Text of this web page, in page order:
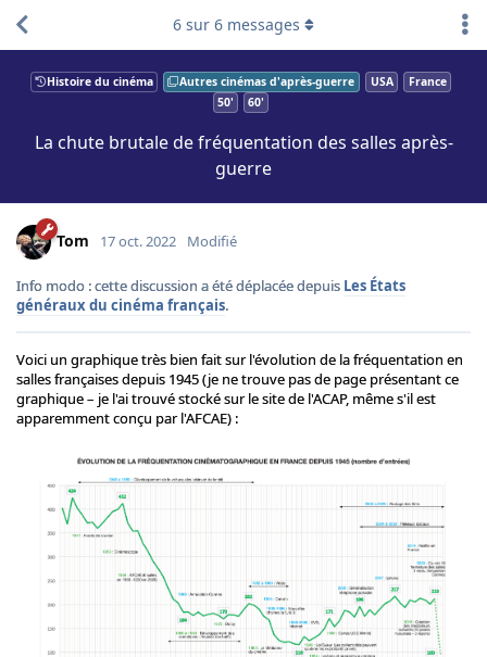
Histoire du cinéma Autres cinémas d'après-guerre USA
France
50'
60'
La chute brutale de fréquentation des salles après-
guerre
6 sur 6 messages
Tom 17 oct. 2022 Modifié
Info modo : cette discussion a été déplacée depuis Les États
généraux du cinéma français.
Voici un graphique très bien fait sur l'évolution de la fréquentation en
salles françaises depuis 1945 (je ne trouve pas de page présentant ce
graphique – je l'ai trouvé stocké sur le site de l'ACAP, même s'il est
apparemment conçu par l'AFCAE) :